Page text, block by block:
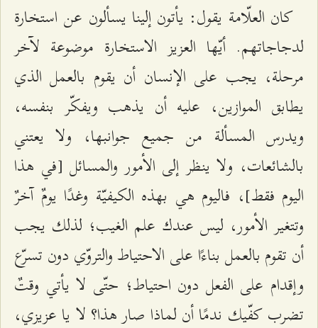
كان العلّامة يقول: يأتون إلينا يسألون عن استخارة
لدجاجاتهم. أيّها العزيز الاستخارة موضوعة لآخر
مرحلة، يجب على الإنسان أن يقوم بالعمل الذي
يطابق الموازين، عليه أن يذهب ويفكّر بنفسه،
ويدرس المسألة من جميع جوانبها، ولا يعتني
بالشائعات، ولا ينظر إلى الأمور والمسائل [في هذا
اليوم فقط]، فاليوم هي بهذه الكيفيّة وغدًا يومٌ آخرٌ
وتتغير الأمور، ليس عندك علم الغيب؛ لذلك يجب
أن تقوم بالعمل بناءًا على الاحتياط والتروّي دون تسرّع
وإقدام على الفعل دون احتياط؛ حتّى لا يأتي وقتٌ
تضرب كفّيك ندمًا أن لماذا صار هذا؟ لا يا عزيزي،